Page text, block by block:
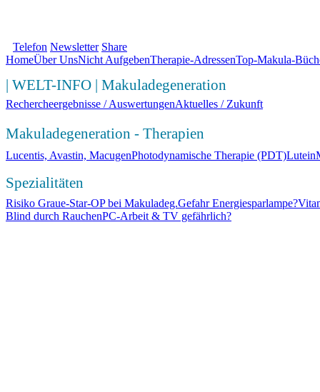
Telefon Newsletter Share
HomeÜber UnsNicht AufgebenTherapie-AdressenTop-Makula-
| WELT-INFO | Makuladegeneration
Rechercheergebnisse / AuswertungenAktuelles / Zukunft
Makuladegeneration - Therapien
Lucentis, Avastin, MacugenPhotodynamische Therapie (PDT)Lutein
Spezialitäten
Risiko Graue-Star-OP bei Makuladeg.Gefahr Energiesparlampe?
Blind durch RauchenPC-Arbeit & TV gefährlich?